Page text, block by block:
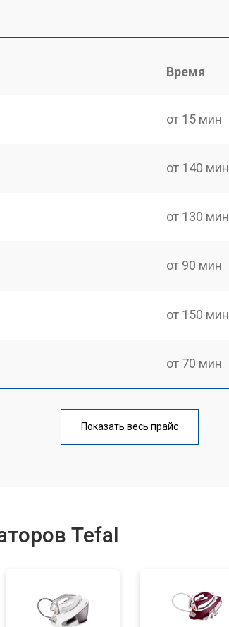
Время
от 15 мин
от 140 мин
от 130 мин
от 90 мин
от 150 мин
от 70 мин
от 110 мин
от 110 мин
Показать весь прайс
Tefal